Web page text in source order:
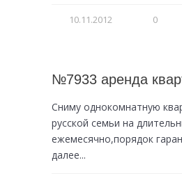
10.11.2012 0
№7933 аренда
Сниму однокомнатную
русской семьи на
ежемесячно,порядок
далее...